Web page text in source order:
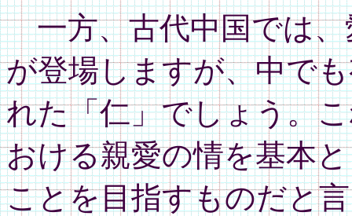
一方、古代中国では、
が登場しますが、中で
れた「仁」でしょう。
おける親愛の情を基本
ことを目指すものだと